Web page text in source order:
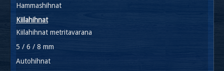
Hammashihnat
Kiilahihnat
Kiilahihnat metritavarana
5 / 6 / 8 mm
Autohihnat